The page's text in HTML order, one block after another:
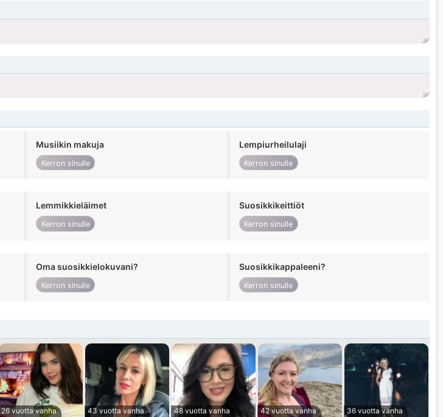
Musiikin makuja
Kerron sinulle
Lempiurheilulaji
Kerron sinulle
Lemmikkieläimet
Kerron sinulle
Suosikkikeittiöt
Kerron sinulle
Oma suosikkielokuvani?
Kerron sinulle
Suosikkikappaleeni?
Kerron sinulle
26 vuotta vanha
43 vuotta vanha
48 vuotta vanha
42 vuotta vanha
36 vuotta vanha